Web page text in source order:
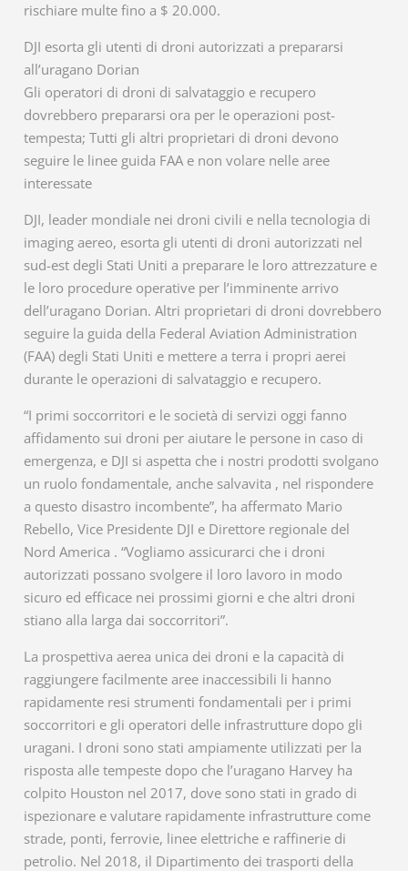
rischiare multe fino a $ 20.000.
DJI esorta gli utenti di droni autorizzati a prepararsi
all’uragano Dorian
Gli operatori di droni di salvataggio e recupero
dovrebbero prepararsi ora per le operazioni post-
tempesta; Tutti gli altri proprietari di droni devono
seguire le linee guida FAA e non volare nelle aree
interessate
DJI, leader mondiale nei droni civili e nella tecnologia di
imaging aereo, esorta gli utenti di droni autorizzati nel
sud-est degli Stati Uniti a preparare le loro attrezzature e
le loro procedure operative per l’imminente arrivo
dell’uragano Dorian. Altri proprietari di droni dovrebbero
seguire la guida della Federal Aviation Administration
(FAA) degli Stati Uniti e mettere a terra i propri aerei
durante le operazioni di salvataggio e recupero.
“I primi soccorritori e le società di servizi oggi fanno
affidamento sui droni per aiutare le persone in caso di
emergenza, e DJI si aspetta che i nostri prodotti svolgano
un ruolo fondamentale, anche salvavita , nel rispondere
a questo disastro incombente”, ha affermato Mario
Rebello, Vice Presidente DJI e Direttore regionale del
Nord America . “Vogliamo assicurarci che i droni
autorizzati possano svolgere il loro lavoro in modo
sicuro ed efficace nei prossimi giorni e che altri droni
stiano alla larga dai soccorritori”.
La prospettiva aerea unica dei droni e la capacità di
raggiungere facilmente aree inaccessibili li hanno
rapidamente resi strumenti fondamentali per i primi
soccorritori e gli operatori delle infrastrutture dopo gli
uragani. I droni sono stati ampiamente utilizzati per la
risposta alle tempeste dopo che l’uragano Harvey ha
colpito Houston nel 2017, dove sono stati in grado di
ispezionare e valutare rapidamente infrastrutture come
strade, ponti, ferrovie, linee elettriche e raffinerie di
petrolio. Nel 2018, il Dipartimento dei trasporti della